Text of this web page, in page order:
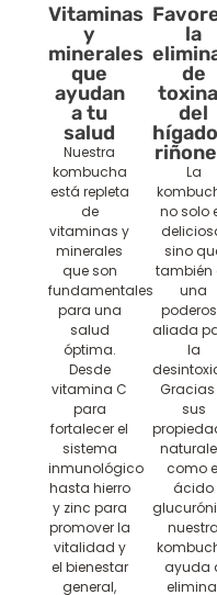
Vitaminas
y
minerales
que
ayudan
a tu
salud
Nuestra
kombucha
está repleta
de
vitaminas y
minerales
que son
fundamentales
para una
salud
óptima.
Desde
vitamina C
para
fortalecer el
sistema
inmunológico
hasta hierro
y zinc para
promover la
vitalidad y
el bienestar
general,
la
de
del
La
no solo
sino
también
una
aliada
la
Gracias
sus
como
ácido
nuestra
ayuda